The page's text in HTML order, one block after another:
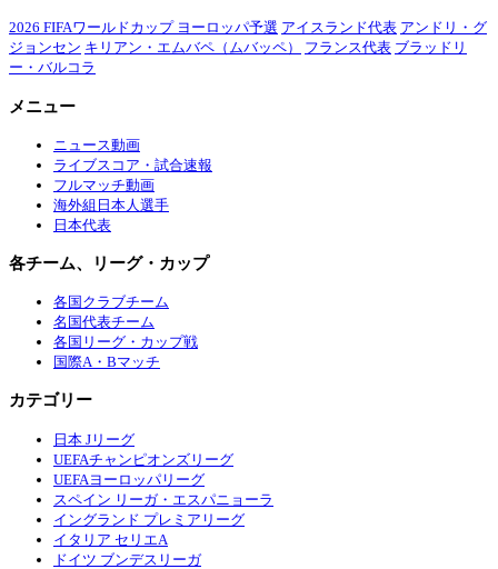
2026 FIFAワールドカップ ヨーロッパ予選 アイスランド代表 アンドリ・グ
ジョンセン キリアン・エムバペ（ムバッペ） フランス代表 ブラッドリ
ー・バルコラ
メニュー
ニュース動画
ライブスコア・試合速報
フルマッチ動画
海外組日本人選手
日本代表
各チーム、リーグ・カップ
各国クラブチーム
名国代表チーム
各国リーグ・カップ戦
国際A・Bマッチ
カテゴリー
日本 Jリーグ
UEFAチャンピオンズリーグ
UEFAヨーロッパリーグ
スペイン リーガ・エスパニョーラ
イングランド プレミアリーグ
イタリア セリエA
ドイツ ブンデスリーガ